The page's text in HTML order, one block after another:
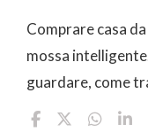
Comprare casa
mossa
guardare, come